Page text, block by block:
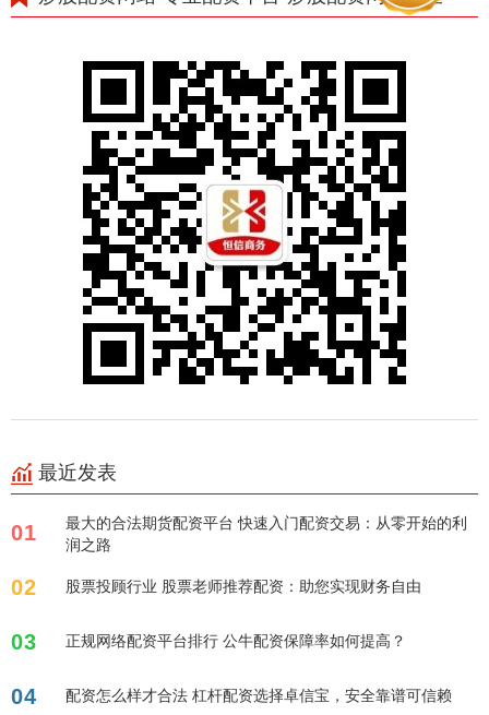
最近发表
01
最大的合法期货配资平台 快速入门配资交易：从零开始的利
润之路
02 股票投顾行业 股票老师推荐配资：助您实现财务自由
03 正规网络配资平台排行 公牛配资保障率如何提高？
04 配资怎么样才合法 杠杆配资选择卓信宝，安全靠谱可信赖